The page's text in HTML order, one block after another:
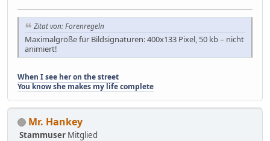
Zitat von: Forenregeln
Maximalgröße für Bildsignaturen: 400x133 Pixel, 50 kb – nicht
animiert!
When I see her on the street
You know she makes my life complete
Mr. Hankey
Stammuser Mitglied